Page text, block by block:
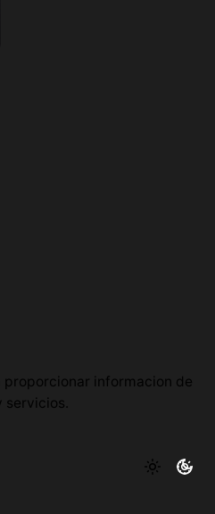
proporcionar informacion de
servicios.